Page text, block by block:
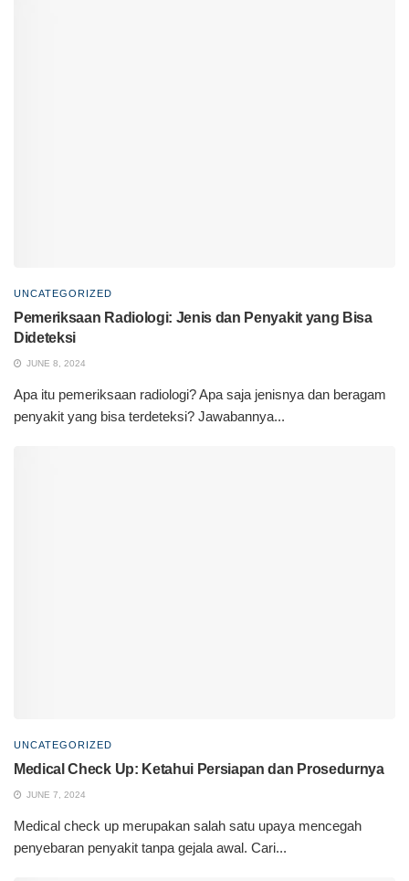
UNCATEGORIZED
Pemeriksaan Radiologi: Jenis dan Penyakit yang Bisa
Dideteksi
JUNE 8, 2024
Apa itu pemeriksaan radiologi? Apa saja jenisnya dan beragam
penyakit yang bisa terdeteksi? Jawabannya...
UNCATEGORIZED
Medical Check Up: Ketahui Persiapan dan Prosedurnya
JUNE 7, 2024
Medical check up merupakan salah satu upaya mencegah
penyebaran penyakit tanpa gejala awal. Cari...